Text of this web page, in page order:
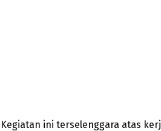
Kegiatan ini terselenggara atas